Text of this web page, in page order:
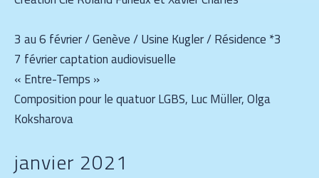
3 au 6 février / Genève / Usine Kugler / Résidence *3
7 février captation audiovisuelle
« Entre-Temps »
Composition pour le quatuor LGBS, Luc Müller, Olga
Koksharova
janvier 2021